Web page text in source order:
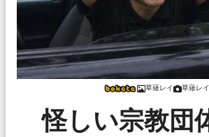
草薙レイ 草薙レイ
怪しい宗教団